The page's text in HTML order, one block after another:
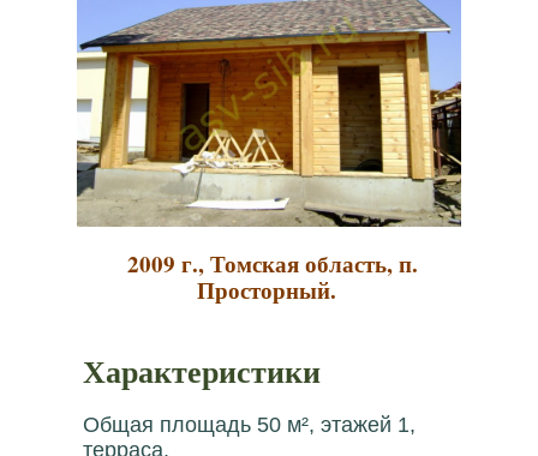
2009 г., Томская область, п.
Просторный.
Характеристики
Общая площадь 50 м², этажей 1,
терраса.